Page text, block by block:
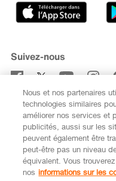
Sponsoring
Médias
Code de conduite et
Suivez-nous
S’abonner à
FR
Nous et nos partenaires
technologies similaires
améliorer nos services et
publicités, aussi sur les
peuvent également être
peut-être pas un niveau
équivalent. Vous
nos informations sur les